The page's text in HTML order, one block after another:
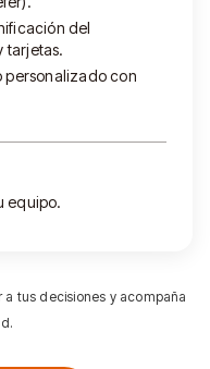
del
tarjetas.
personalizado con
equipo.
tus decisiones y acompaña